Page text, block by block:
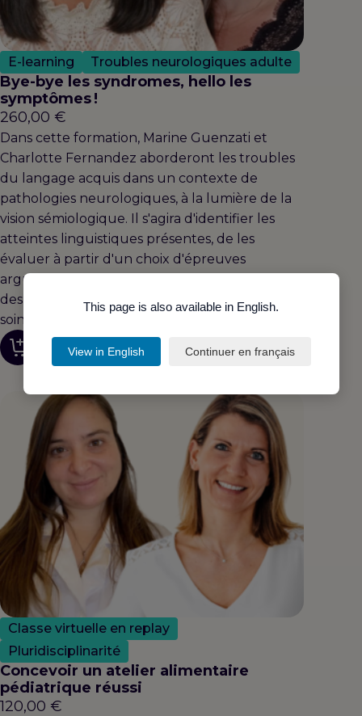
E-learning Troubles neurologiques adulte
Bye-bye les syndromes, hello les
symptômes !
260,00 €
Dans cette formation, Marine Guenzati et
Charlotte Fernandez aborderont les troubles
du langage acquis dans un contexte de
pathologies neurologiques, à la lumière de la
vision sémiologique. Il s'agira d'identifier les
atteintes linguistiques présentes, de les
évaluer à partir d'un choix d'épreuves
argumenté, de poser un diganostic étayé par
des bases théoriques, d'élaborer un plan de
soin et d'en mesurer son efficacité.
Découvrir
Classe virtuelle en replay
Pluridisciplinarité
Concevoir un atelier alimentaire
pédiatrique réussi
120,00 €
This page is also available in English.
View in English Continuer en français